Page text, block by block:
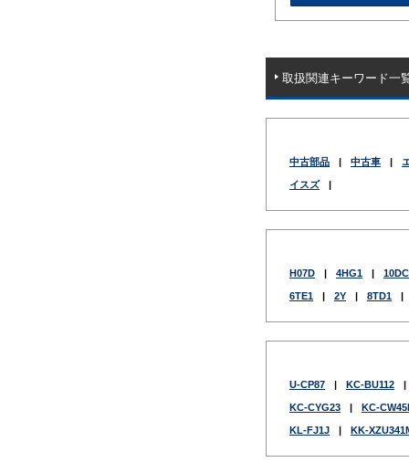
取扱関連キーワード一
中古部品 | 中古車 |
イスズ |
H07D | 4HG1 |
6TE1 | 2Y | 8TD1 |
U-CP87 | KC-BU112 |
KC-CYG23 | KC-
KL-FJ1J | KK-